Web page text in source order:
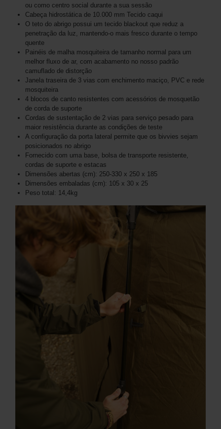
ou como centro social durante a sua sessão
Cabeça hidrostática de 10.000 mm Tecido caqui
O teto do abrigo possui um tecido blackout que reduz a
penetração da luz, mantendo-o mais fresco durante o tempo
quente
Painéis de malha mosquiteira de tamanho normal para um
melhor fluxo de ar, com acabamento no nosso padrão
camuflado de distorção
Janela traseira de 3 vias com enchimento maciço, PVC e rede
mosquiteira
4 blocos de canto resistentes com acessórios de mosquetão
de corda de suporte
Cordas de sustentação de 2 vias para serviço pesado para
maior resistência durante as condições de teste
A configuração da porta lateral permite que os bivvies sejam
posicionados no abrigo
Fornecido com uma base, bolsa de transporte resistente,
cordas de suporte e estacas
Dimensões abertas (cm): 250-330 x 250 x 185
Dimensões embaladas (cm): 105 x 30 x 25
Peso total: 14,4kg